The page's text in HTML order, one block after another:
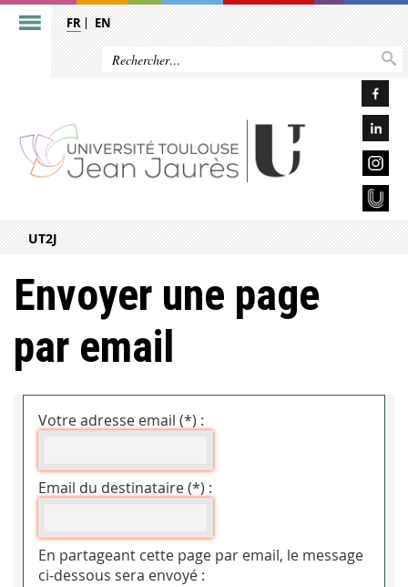
FR EN
UT2J
Envoyer une page
par email
Votre adresse email (*) :
Email du destinataire (*) :
En partageant cette page par email, le message
ci-dessous sera envoyé :